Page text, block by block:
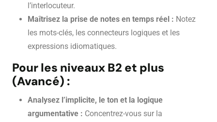
l’interlocuteur.
Maîtrisez la prise de notes en temps réel : Notez
les mots-clés, les connecteurs logiques et les
expressions idiomatiques.
Pour les niveaux B2 et plus
(Avancé) :
Analysez l’implicite, le ton et la logique
argumentative : Concentrez-vous sur la